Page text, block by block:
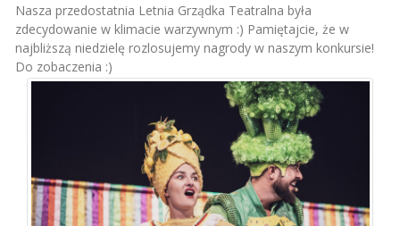
Nasza przedostatnia Letnia Grządka Teatralna była
zdecydowanie w klimacie warzywnym :) Pamiętajcie, że w
najbliższą niedzielę rozlosujemy nagrody w naszym konkursie!
Do zobaczenia :)